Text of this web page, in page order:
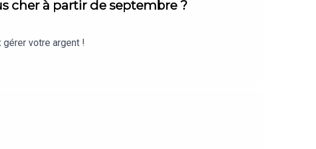
cher à partir de septembre ?
gérer votre argent !